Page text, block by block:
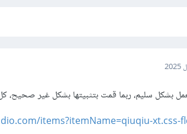
بشكل سليم، ربما قمت بتثبيتها بشكل غير صحيح،
items?itemName=qiuqiu-xt.css-